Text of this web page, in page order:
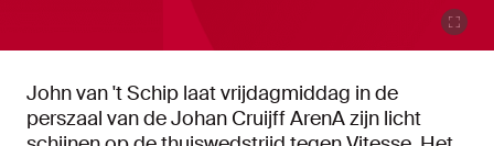
John van 't Schip laat vrijdagmiddag in de
perszaal van de Johan Cruijff ArenA zijn licht